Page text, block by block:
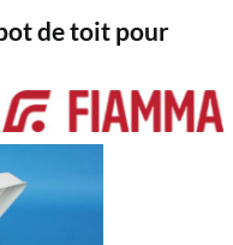
de toit pour